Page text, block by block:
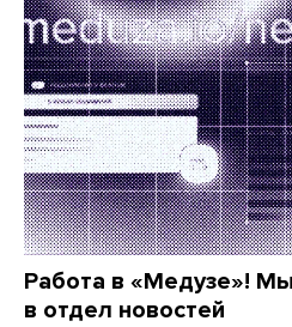
Работа в «Медузе»!
в отдел новостей